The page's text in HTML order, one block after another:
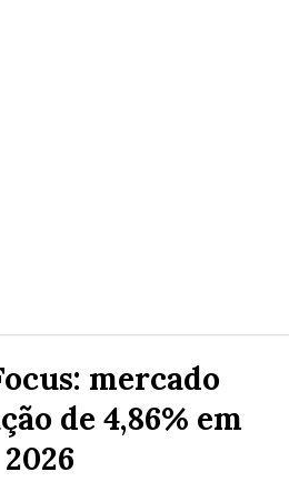
mercado
de 4,86% em
2026